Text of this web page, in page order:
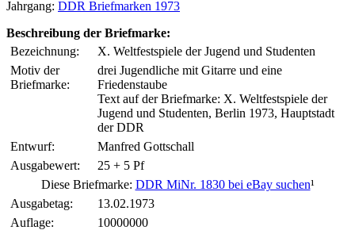
Jahrgang: DDR Briefmarken 1973
Beschreibung der Briefmarke:
Bezeichnung:
X. Weltfestspiele der Jugend und Studenten
Motiv der
Briefmarke:
drei Jugendliche mit Gitarre und eine
Friedenstaube
Text auf der Briefmarke: X. Weltfestspiele der
Jugend und Studenten, Berlin 1973, Hauptstadt
der DDR
Entwurf:
Manfred Gottschall
Ausgabewert:
25 + 5 Pf
Diese Briefmarke: DDR MiNr. 1830 bei eBay suchen¹
Ausgabetag:
13.02.1973
Auflage:
10000000